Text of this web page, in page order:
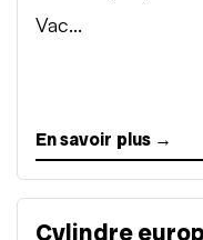
Vac...
En savoir plus →
Cylindre